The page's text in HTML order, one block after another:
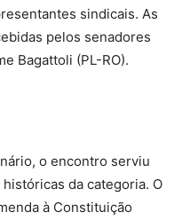
sindicais. As
pelos senadores
Bagattoli (PL-RO).
o encontro serviu
da categoria. O
à Constituição